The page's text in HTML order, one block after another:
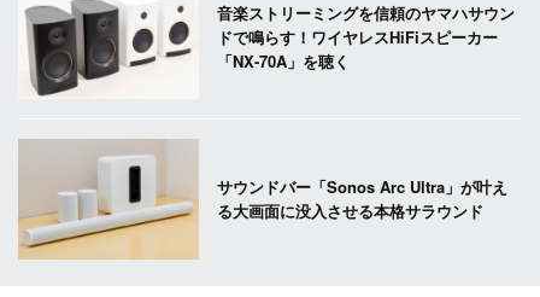
音楽ストリーミングを信頼のヤマハサウン
ドで鳴らす！ワイヤレスHiFiスピーカー
「NX-70A」を聴く
サウンドバー「Sonos Arc Ultra」が叶え
る大画面に没入させる本格サラウンド